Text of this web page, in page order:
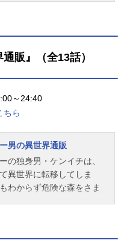
わったら、のんびりと事
くつろいで、さあ、明日
た。しかし。その実態
は程遠かったーひとたび
雑。めんどくさい対応を
て、厄介な顧客をやり過
今度は大量の書類仕事が
。やる気は残ってないけ
に回せばなおしんどい。
販』（全13話）
～24:40
ちら
男の異世界通販
の独身男・ケンイチは、
異世界に転移してしま
わからず危険な森をさま
代日本の商品を購入でき